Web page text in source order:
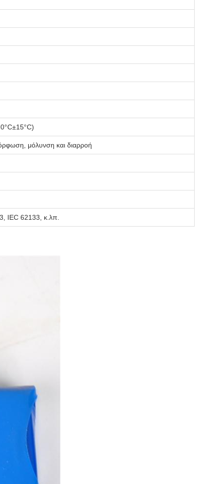
μόλυνση και διαρροή
IEC 62133, κ.λπ.